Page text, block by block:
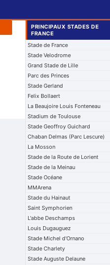
PRINCIPAUX STADES DE
FRANCE
Stade de France
Stade Velodrome
Grand Stade de Lille
Parc des Princes
Stade Gerland
Felix Bollaert
La Beaujoire Louis Fonteneau
Stadium de Toulouse
Stade Geoffroy Guichard
Chaban Delmas (Parc Lescure)
La Mosson
Stade de la Route de Lorient
Stade de la Meinau
Stade Océane
MMArena
Stade du Hainaut
Saint Symphorien
L'abbe Deschamps
Louis Dugauguez
Stade Michel d'Ornano
Stade Charlety
Stade Auguste Delaune